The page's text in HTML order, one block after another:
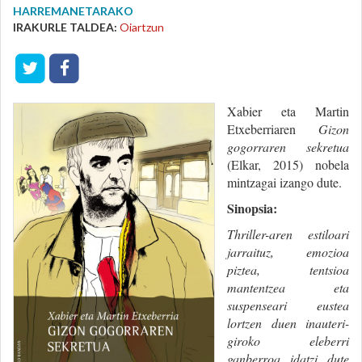
HARREMANETARAKO
IRAKURLE TALDEA: Oiartzun
Xabier eta Martin
Etxeberriaren Gizon
gogorraren sekretua
(Elkar, 2015) nobela
mintzagai izango dute.
Sinopsia:
Thriller-aren estiloari
jarraituz, emozioa
piztea, tentsioa
mantentzea eta
suspenseari eustea
lortzen duen inauteri-
giroko eleberri
ganberroa idatzi dute